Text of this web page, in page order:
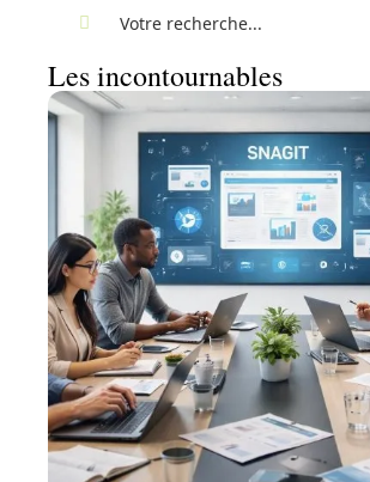
Les incontournables